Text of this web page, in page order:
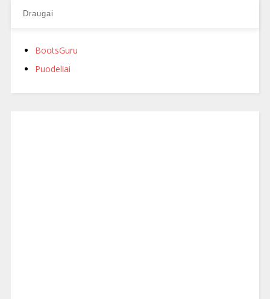
Draugai
BootsGuru
Puodeliai